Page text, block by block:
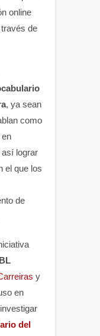
online
de
, ya sean
como
en
así lograr
el que los
de
y
en
del